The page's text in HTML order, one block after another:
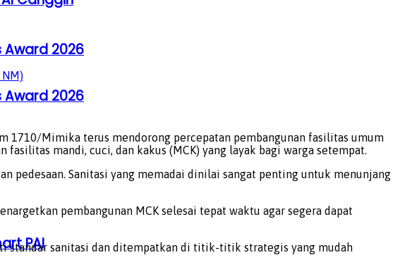
Award 2026
PAI
Award 2026
1710/Mimika terus mendorong percepatan pembangunan fasilitas umum
mandi, cuci, dan kakus (MCK) yang layak bagi warga setempat.
pedesaan. Sanitasi yang memadai dinilai sangat penting untuk menunjang
pembangunan MCK selesai tepat waktu agar segera dapat
standar sanitasi dan ditempatkan di titik-titik strategis yang mudah